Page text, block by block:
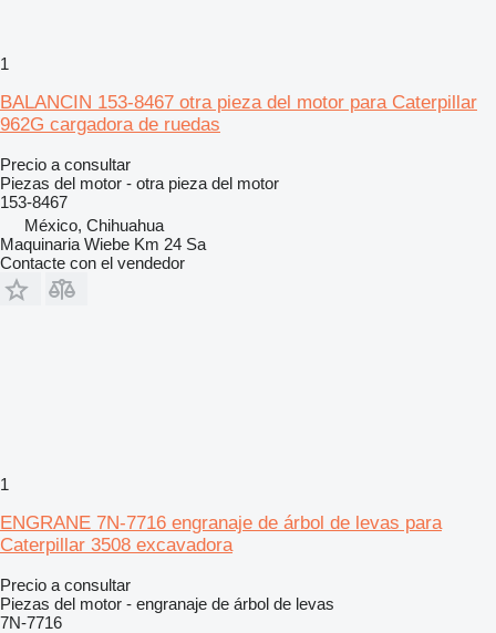
1
BALANCIN 153-8467 otra pieza del motor para Caterpillar
962G cargadora de ruedas
Precio a consultar
Piezas del motor - otra pieza del motor
153-8467
México, Chihuahua
Maquinaria Wiebe Km 24 Sa
Contacte con el vendedor
1
ENGRANE 7N-7716 engranaje de árbol de levas para
Caterpillar 3508 excavadora
Precio a consultar
Piezas del motor - engranaje de árbol de levas
7N-7716